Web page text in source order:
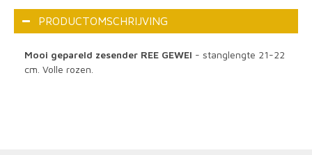
PRODUCTOMSCHRIJVING
Mooi gepareld zesender REE GEWEI - stanglengte 21-22
cm. Volle rozen.